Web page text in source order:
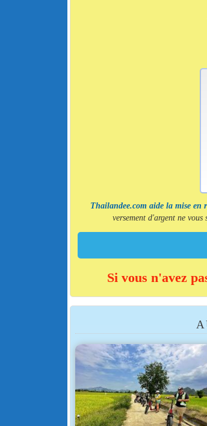
Thailandee.com aide la mise en
versement d'argent ne
Si vous n'avez